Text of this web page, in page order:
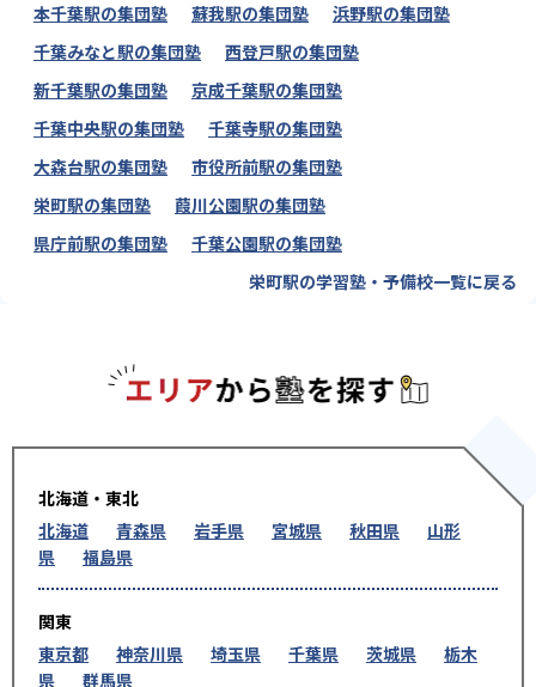
本千葉駅の集団塾
蘇我駅の集団塾
浜野駅の集団塾
千葉みなと駅の集団塾
西登戸駅の集団塾
新千葉駅の集団塾
京成千葉駅の集団塾
千葉中央駅の集団塾
千葉寺駅の集団塾
大森台駅の集団塾
市役所前駅の集団塾
栄町駅の集団塾
葭川公園駅の集団塾
県庁前駅の集団塾
千葉公園駅の集団塾
栄町駅の学習塾・予備校一覧に戻る
北海道・東北
北海道
青森県 岩手県 宮城県 秋田県
山形
県
福島県
関東
東京都
神奈川県 埼玉県 千葉県 茨城県
栃木
県
群馬県